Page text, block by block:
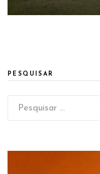
PESQUISAR
Pesquisar
por: